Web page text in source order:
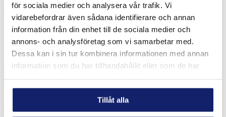
för sociala medier och analysera vår trafik. Vi
vidarebefordrar även sådana identifierare och annan
information från din enhet till de sociala medier och
annons- och analysföretag som vi samarbetar med.
Dessa kan i sin tur kombinera informationen med annan
information som du har tillhandahållit eller som de har
Tillåt alla
Läs mer Produktblad
Meltolit Z-fluss Spezial
Meltolit Z-fluss Spezial är ett mycket kraftfullt flussmedel för